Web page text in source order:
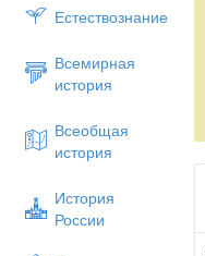
Естествознание
Всемирная
история
Всеобщая
история
История
России